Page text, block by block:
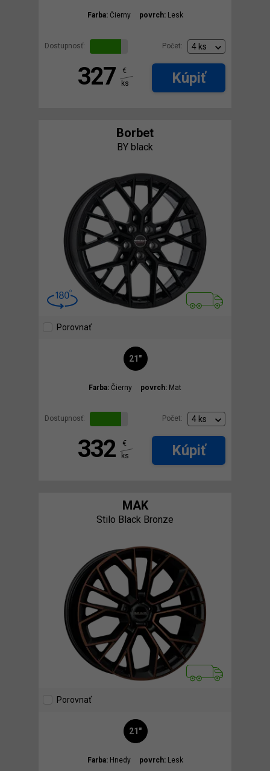
Farba: Čierny povrch: Lesk
Dostupnosť: Počet:
327
€
ks
Kúpiť
Borbet
BY black
Porovnať
21"
Farba: Čierny povrch: Mat
Dostupnosť: Počet:
332
€
ks
Kúpiť
MAK
Stilo Black Bronze
Porovnať
21"
Farba: Hnedy povrch: Lesk